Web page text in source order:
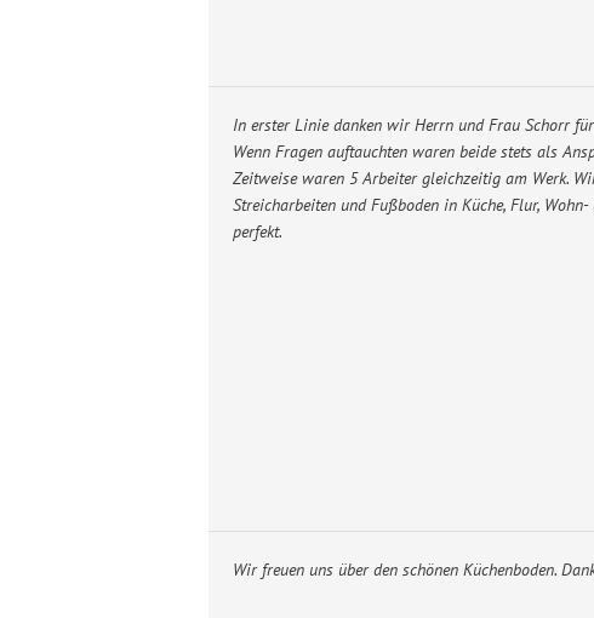
In erster Linie danken wir Herrn und Frau Schorr
Wenn Fragen auftauchten waren beide stets als
Zeitweise waren 5 Arbeiter gleichzeitig am Werk.
Streicharbeiten und Fußboden in Küche, Flur,
perfekt.
Wir freuen uns über den schönen Küchenboden.